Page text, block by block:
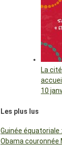
La
10
Les plus lus
Guinée équatoriale
Obama couronnée